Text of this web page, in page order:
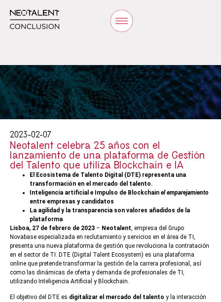
2023-02-07
Neotalent celebra 25 años con el
lanzamiento de una plataforma de Gestión
del Talento que utiliza Blockchain e IA
El Ecosistema de Talento Digital (DTE) representa una
transformación en el mercado del talento.
Inteligencia artificial e Impulso de Blockchain el emparejamiento
entre empresas y candidatos
La agilidad y la transparencia son valores añadidos de la
plataforma
Lisboa, 27 de febrero de 2023 – Neotalent, empresa del Grupo
Novabase especializada en reclutamiento y servicios en el área de TI,
presenta una nueva plataforma de gestión que revoluciona la contratación
en el sector de TI. DTE (Digital Talent Ecosystem) es una plataforma
online que pretende transformar la gestión de la carrera profesional, así
como las dinámicas de oferta y demanda de profesionales de TI,
utilizando Inteligencia Artificial y Blockchain.
El objetivo del DTE es digitalizar el mercado del talento y la interacción